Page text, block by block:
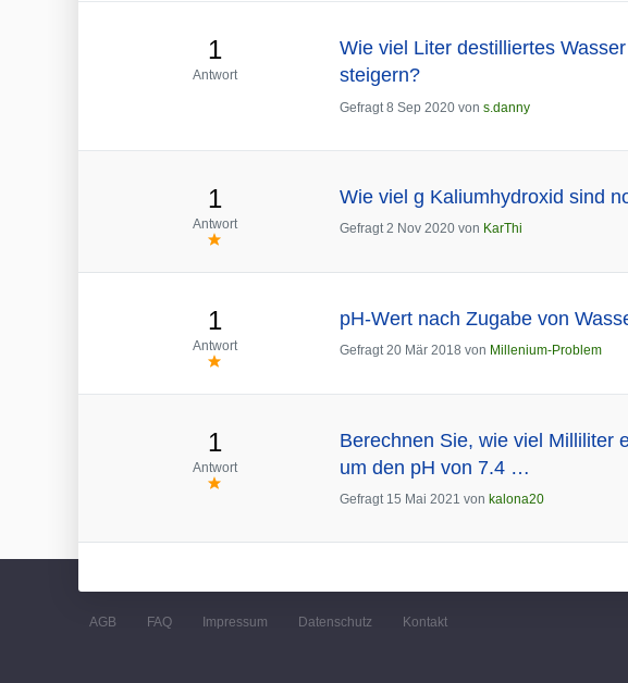
1
Antwort
Wie viel Liter destilliertes
steigern?
Gefragt 8 Sep 2020 von s.danny
1
Antwort
Wie viel g Kaliumhydroxid sind
Gefragt 2 Nov 2020 von KarThi
1
Antwort
pH-Wert nach Zugabe von
Gefragt 20 Mär 2018 von Millenium-Problem
1
Antwort
Berechnen Sie, wie viel Milliliter
um den pH von 7.4 …
Gefragt 15 Mai 2021 von kalona20
AGB FAQ Impressum Datenschutz Kontakt